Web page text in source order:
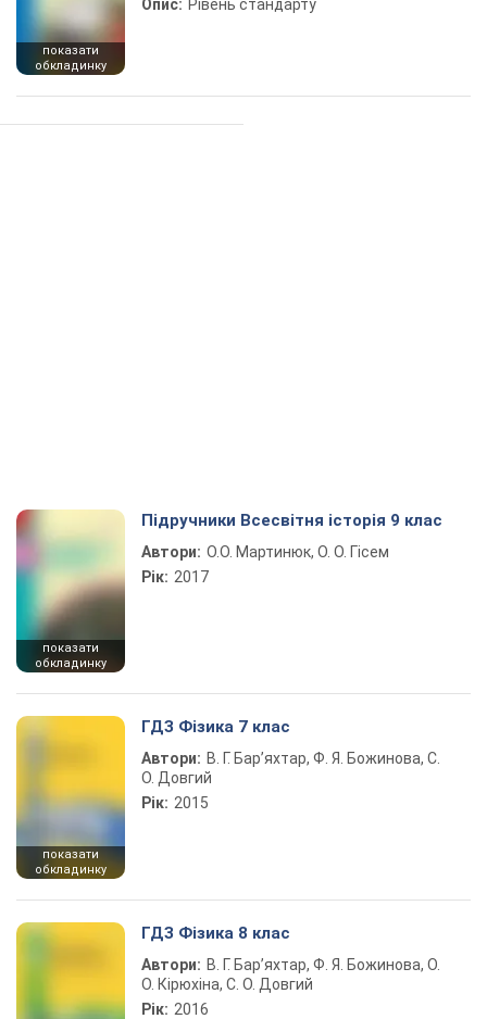
показати
обкладинку
Опис: Рівень стандарту
показати
обкладинку
Підручники Всесвітня історія 9 клас
Автори: О.О. Мартинюк, О. О. Гісем
Рік: 2017
показати
обкладинку
ГДЗ Фізика 7 клас
Автори: В. Г. Бар’яхтар, Ф. Я. Божинова, С.
О. Довгий
Рік: 2015
ГДЗ Фізика 8 клас
Автори: В. Г. Бар’яхтар, Ф. Я. Божинова, О.
О. Кірюхіна, С. О. Довгий
Рік: 2016